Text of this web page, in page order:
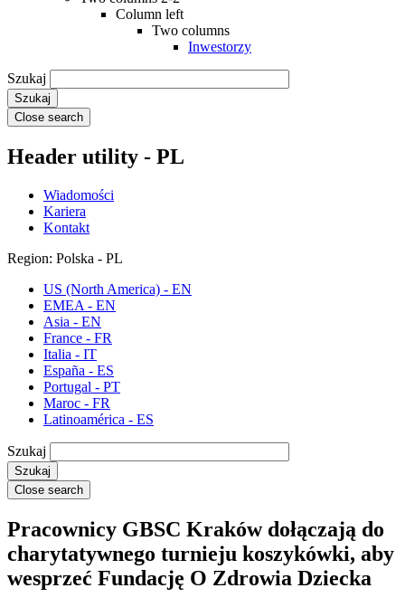
Column left
Two columns
Inwestorzy
Szukaj
Close search
Header utility - PL
Wiadomości
Kariera
Kontakt
Region: Polska - PL
US (North America) - EN
EMEA - EN
Asia - EN
France - FR
Italia - IT
España - ES
Portugal - PT
Maroc - FR
Latinoamérica - ES
Szukaj
Close search
Pracownicy GBSC Kraków dołączają do
charytatywnego turnieju koszykówki, aby
wesprzeć Fundację O Zdrowia Dziecka